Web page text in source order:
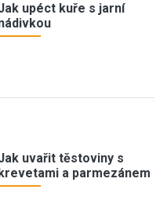
upéct kuře s jarní
uvařit těstoviny s
a parmezánem